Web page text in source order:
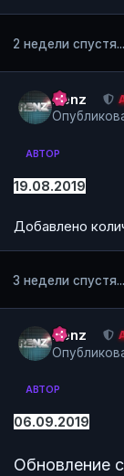
2 недели спустя...
Renz
АВТОР
19.08.2019
Добавлено
3 недели спустя...
Renz
АВТОР
06.09.2019
Обновление